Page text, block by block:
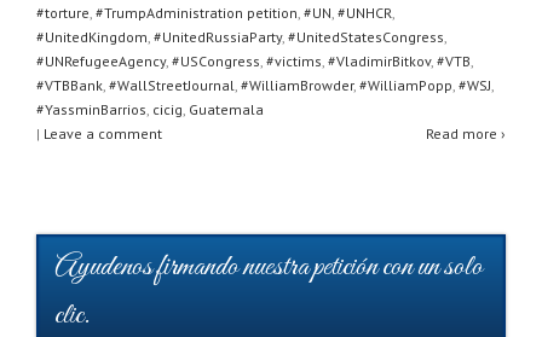
#torture, #TrumpAdministration petition, #UN, #UNHCR,
#UnitedKingdom, #UnitedRussiaParty, #UnitedStatesCongress,
#UNRefugeeAgency, #USCongress, #victims, #VladimirBitkov, #VTB,
#VTBBank, #WallStreetJournal, #WilliamBrowder, #WilliamPopp, #WSJ,
#YassminBarrios, cicig, Guatemala
| Leave a comment Read more ›
Ayudenos firmando nuestra petición con un solo
clic.